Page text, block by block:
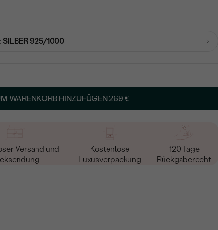
SILBER 925/1000
WARENKORB HINZUFÜGEN 269 €
Versand und
Kostenlose
Luxusverpackung
120 Tage
Rückgaberecht